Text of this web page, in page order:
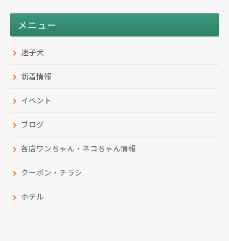
メニュー
迷子犬
新着情報
イベント
ブログ
各店ワンちゃん・ネコちゃん情報
クーポン・チラシ
ホテル